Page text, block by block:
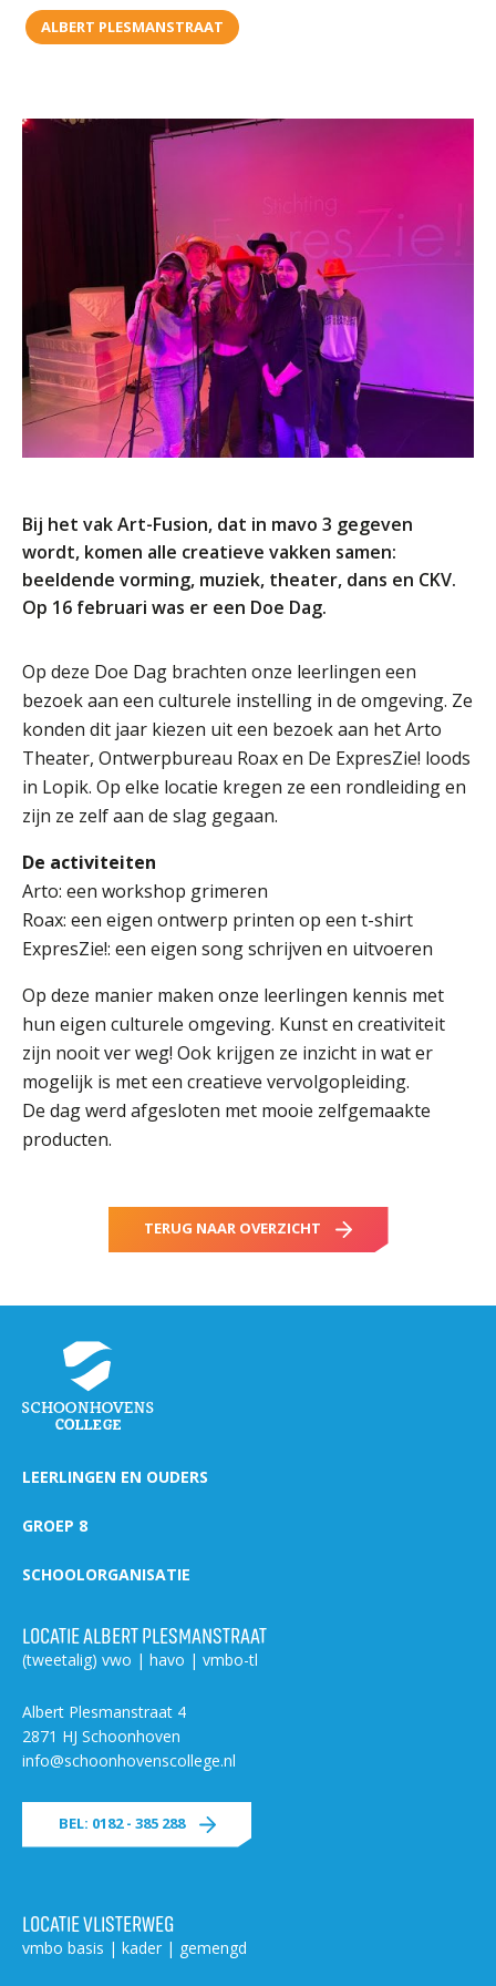
ORGANISATIE
Locaties
Organisatie
Klachten en integriteit
Kennismaking / Open dagen
Schoolgids
Begeleiding
Profielen vmbo
Onderwijs op vmbo-tl, havo, vwo en tweetalig vwo
Projectklassen vmbo-tl, havo, vwo en tweetalig
vwo
Welke opleidingen bieden we aan?
Taal en rekenen
Dyslexie
Wereldburgerschap
NIEUWS
VACATURES EN STAGEPLEKKEN
WELKOM
ZOEKEN ELO MAGISTER
ALBERT PLESMANSTRAAT
Bij het vak Art-Fusion, dat in mavo 3 gegeven
wordt, komen alle creatieve vakken samen:
beeldende vorming, muziek, theater, dans en CKV.
Op 16 februari was er een Doe Dag.
Op deze Doe Dag brachten onze leerlingen een
bezoek aan een culturele instelling in de omgeving. Ze
konden dit jaar kiezen uit een bezoek aan het Arto
Theater, Ontwerpbureau Roax en De ExpresZie! loods
in Lopik. Op elke locatie kregen ze een rondleiding en
zijn ze zelf aan de slag gegaan.
De activiteiten
Arto: een workshop grimeren
Roax: een eigen ontwerp printen op een t-shirt
ExpresZie!: een eigen song schrijven en uitvoeren
Op deze manier maken onze leerlingen kennis met
hun eigen culturele omgeving. Kunst en creativiteit
zijn nooit ver weg! Ook krijgen ze inzicht in wat er
mogelijk is met een creatieve vervolgopleiding.
De dag werd afgesloten met mooie zelfgemaakte
producten.
TERUG NAAR OVERZICHT
LEERLINGEN EN OUDERS
GROEP 8
SCHOOLORGANISATIE
LOCATIE ALBERT PLESMANSTRAAT
(tweetalig) vwo | havo | vmbo-tl
Albert Plesmanstraat 4
2871 HJ Schoonhoven
info@schoonhovenscollege.nl
BEL: 0182 - 385 288
LOCATIE VLISTERWEG
vmbo basis | kader | gemengd